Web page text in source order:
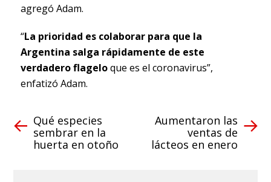
agregó Adam.
“La prioridad es colaborar para que la
Argentina salga rápidamente de este
verdadero flageloque es el coronavirus”,
enfatizó Adam.
Qué especies
sembrar en la
huerta en otoño
Aumentaron las
ventas de
lácteos en enero